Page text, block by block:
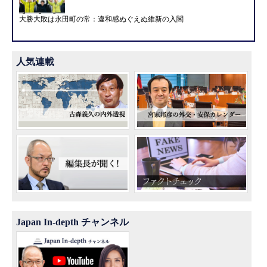
大勝大敗は永田町の常：違和感ぬぐえぬ維新の入閣
人気連載
Japan In-depth チャンネル